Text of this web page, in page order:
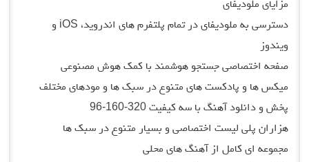
مزایای ملودیفای
دسترسی به ملودیفای در تمام پلتفرم های اندروید، iOS و
ویندوز
صفحه اختصاصی جستجو هوشمند با کمک هوش مصنوعی
میکس ها و پادکست های متنوع در سبک ها و مودهای مختلف
پخش و دانلود آهنگ با سه کیفیت 320-160-96
هزاران پلی لیست اختصاصی و بسیار متنوع در سبک ها
مجموعه ای کامل از آهنگ های محلی